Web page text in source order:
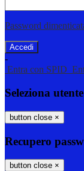
Password
-
Entra con SPID
Seleziona utente
button close ×
Recupero
button close ×